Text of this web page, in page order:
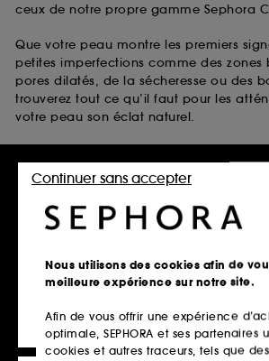
ceux de notre propre gamme Sephora
Que votre peau montre les premiers
petites imperfections comme des zones
pores dilatés, de la sécheresse ou des
trouverez tout ce qu’il faut pour les
votre peau son éclat naturel.
les soins anti-taches visage anti-âge
les soins pour peaux grasses de The
les soins pour peaux sèches de belif
Disponibles avec bien d’autres soins
visage dans notre vitrine en ligne
Nous utilisons des cookies afin de
meilleure expérience sur notre site.
Afin de vous offrir une expérience
optimale, SEPHORA et ses partenaires
cookies et autres traceurs, tels que
Continuer sans accepter